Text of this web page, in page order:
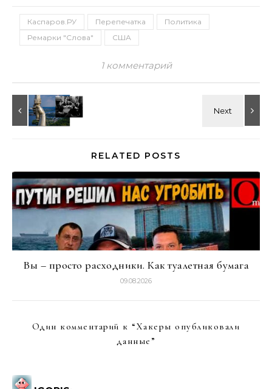
Каспаров.РУ Перепечатка
Политика
Ремарки "Слова"
США
1 комментарий
RELATED POSTS
Вы – просто расходники. Как туалетная бумага
09.08.2026
Один комментарий к “Хакеры опубликовали
данные ”